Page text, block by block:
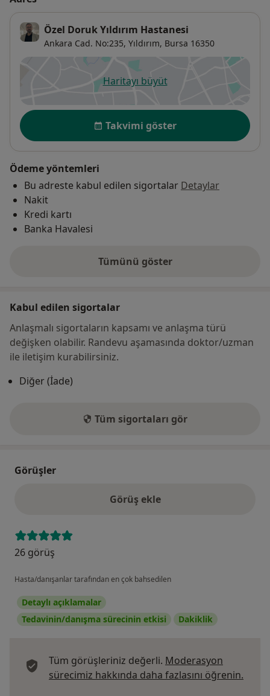
Özel Doruk Yıldırım Hastanesi
Ankara Cad. No:235, Yıldırım, Bursa 16350
Haritayı büyütyeni bir sekmede açılır
Uygunluk
Takvimi göster
Ödeme yöntemleri
Bu adreste kabul edilen sigortalar Detaylar
Nakit
Kredi kartı
Banka Havalesi
Tümünü göster
adres hakkında
Kabul edilen sigortalar
Anlaşmalı sigortaların kapsamı ve anlaşma türü
değişken olabilir. Randevu aşamasında doktor/uzman
ile iletişim kurabilirsiniz.
Diğer (İade)
Tüm sigortaları gör
Görüşler
Görüş ekle
26 görüş
Hasta/danışanlar tarafından en çok bahsedilen
Detaylı açıklamalar
Tedavinin/danışma sürecinin etkisi
Dakiklik
Tüm görüşleriniz değerli. Moderasyon
sürecimiz hakkında daha fazlasını öğrenin.